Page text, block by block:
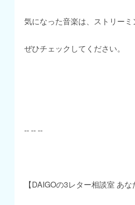
気になった音楽は、ストリー
ぜひチェックしてください。
-- -- --
【DAIGOの3レター相談室 あ